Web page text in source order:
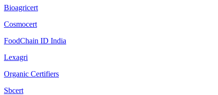
Bioagricert
Cosmocert
FoodChain ID India
Lexagri
Organic Certifiers
Sbcert